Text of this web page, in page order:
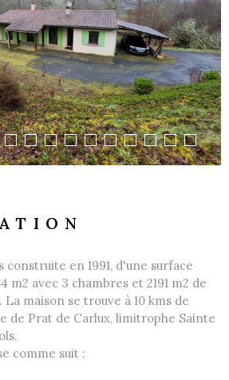
NOUS
construite en 1991, d'une surface
m2 avec 3 chambres et 2191 m2 de
maison se trouve à 10 kms de
de Prat de Carlux, limitrophe Sainte
comme suit :